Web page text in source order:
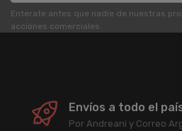
Enterate antes que nadie de nuestras
acciones comerciales.
Envíos a todo el
Por Andreani y Correo